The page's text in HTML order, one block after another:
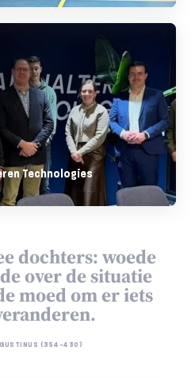
Technologies
dochters: woede
over de situatie
moed om er iets
(354-430)